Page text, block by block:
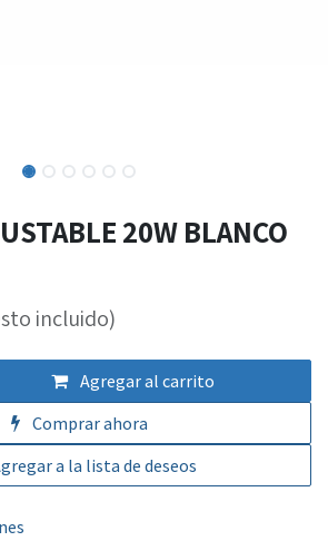
20W BLANCO
incluido)
Agregar al carrito
Comprar ahora
a la lista de deseos